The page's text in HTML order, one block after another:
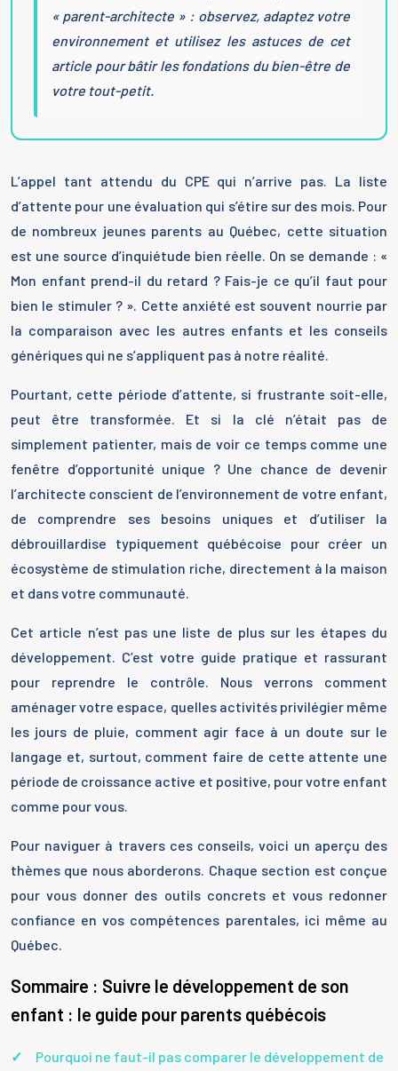
« parent-architecte » : observez, adaptez votre
environnement et utilisez les astuces de cet
article pour bâtir les fondations du bien-être de
votre tout-petit.
L’appel tant attendu du CPE qui n’arrive pas. La liste
d’attente pour une évaluation qui s’étire sur des mois. Pour
de nombreux jeunes parents au Québec, cette situation
est une source d’inquiétude bien réelle. On se demande : «
Mon enfant prend-il du retard ? Fais-je ce qu’il faut pour
bien le stimuler ? ». Cette anxiété est souvent nourrie par
la comparaison avec les autres enfants et les conseils
génériques qui ne s’appliquent pas à notre réalité.
Pourtant, cette période d’attente, si frustrante soit-elle,
peut être transformée. Et si la clé n’était pas de
simplement patienter, mais de voir ce temps comme une
fenêtre d’opportunité unique ? Une chance de devenir
l’architecte conscient de l’environnement de votre enfant,
de comprendre ses besoins uniques et d’utiliser la
débrouillardise typiquement québécoise pour créer un
écosystème de stimulation riche, directement à la maison
et dans votre communauté.
Cet article n’est pas une liste de plus sur les étapes du
développement. C’est votre guide pratique et rassurant
pour reprendre le contrôle. Nous verrons comment
aménager votre espace, quelles activités privilégier même
les jours de pluie, comment agir face à un doute sur le
langage et, surtout, comment faire de cette attente une
période de croissance active et positive, pour votre enfant
comme pour vous.
Pour naviguer à travers ces conseils, voici un aperçu des
thèmes que nous aborderons. Chaque section est conçue
pour vous donner des outils concrets et vous redonner
confiance en vos compétences parentales, ici même au
Québec.
Sommaire : Suivre le développement de son
enfant : le guide pour parents québécois
Pourquoi ne faut-il pas comparer le développement de